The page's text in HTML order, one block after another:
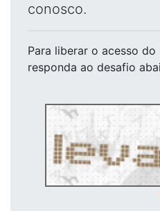
conosco.
Para liberar o acesso do
responda ao desafio